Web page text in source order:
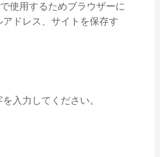
使用するためブラウザーに
ドレス、サイトを保存す
入力してください。